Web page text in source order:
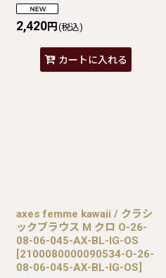
2,420円 (税込)
カートに入れる
axes femme kawaii / クラシ
ックブラウス M クロ O-26-
08-06-045-AX-BL-IG-OS
[2100080000090534-O-26-
08-06-045-AX-BL-IG-OS]